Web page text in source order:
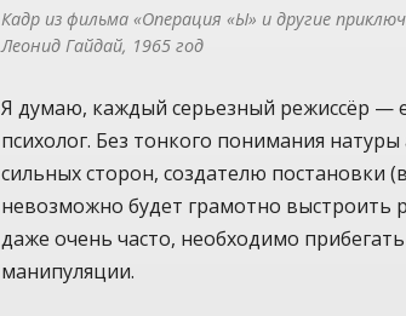
Кадр из фильма «Операция «Ы» и другие
Леонид Гайдай, 1965 год
Я думаю, каждый серьезный режиссёр
психолог. Без тонкого понимания натуры
сильных сторон, создателю постановки
невозможно будет грамотно выстроить
даже очень часто, необходимо
манипуляции.